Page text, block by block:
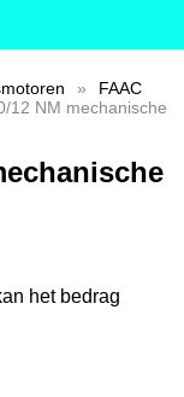
»
FAAC
12 NM mechanische
het bedrag